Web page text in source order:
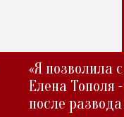
«Я позволила
Елена Тополя
после развода